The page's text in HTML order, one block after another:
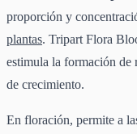
proporción y
plantas. Tripart Flora
estimula la formación de
de crecimiento.
En floración, permite a